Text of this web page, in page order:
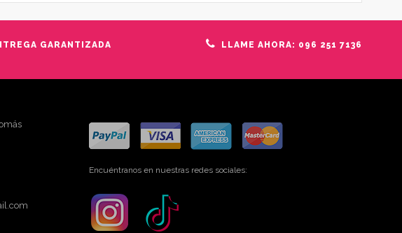
GARANTIZADA LLAME AHORA: 096 251 7136
Encuéntranos en nuestras redes sociales: